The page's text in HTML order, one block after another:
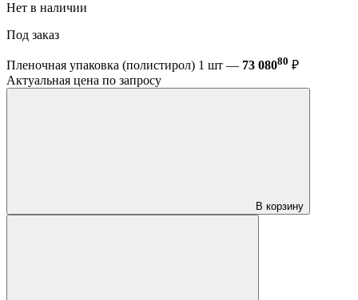
Нет в наличии
Под заказ
Пленочная упаковка (полистирол) 1 шт — 73 08080 ₽
Актуальная цена по запросу
В корзину